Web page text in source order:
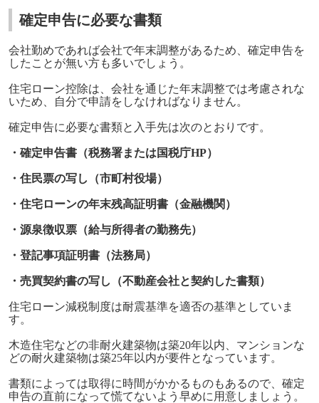
確定申告に必要な書類
会社勤めであれば会社で年末調整があるため、確定申告を
したことが無い方も多いでしょう。
住宅ローン控除は、会社を通じた年末調整では考慮されな
いため、自分で申請をしなければなりません。
確定申告に必要な書類と入手先は次のとおりです。
・確定申告書（税務署または国税庁HP）
・住民票の写し（市町村役場）
・住宅ローンの年末残高証明書（金融機関）
・源泉徴収票（給与所得者の勤務先）
・登記事項証明書（法務局）
・売買契約書の写し（不動産会社と契約した書類）
住宅ローン減税制度は耐震基準を適否の基準としていま
す。
木造住宅などの非耐火建築物は築20年以内、マンションな
どの耐火建築物は築25年以内が要件となっています。
書類によっては取得に時間がかかるものもあるので、確定
申告の直前になって慌てないよう早めに用意しましょう。